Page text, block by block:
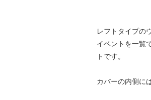
レフトタイプの
イベントを一覧
トです。
カバーの内側に